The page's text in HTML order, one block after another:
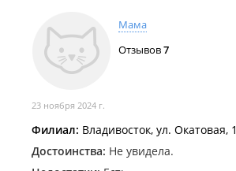
Мама
Отзывов7
23 ноября 2024 г.
Филиал: Владивосток, ул. Окатовая, 1
Достоинства: Не увидела.